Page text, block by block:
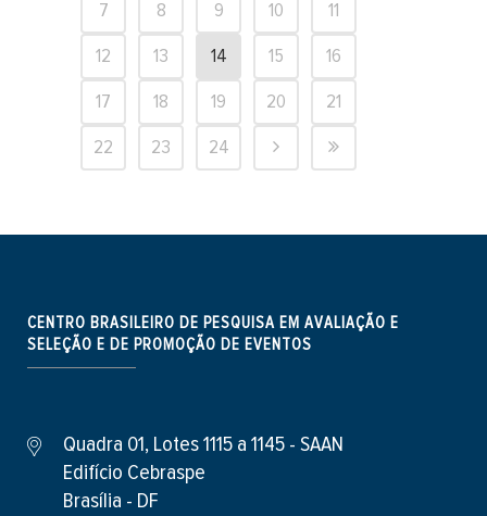
7 8 9 10 11
12 13 14 15 16
17 18 19 20 21
22 23 24
CENTRO BRASILEIRO DE PESQUISA EM AVALIAÇÃO E
SELEÇÃO E DE PROMOÇÃO DE EVENTOS
Quadra 01, Lotes 1115 a 1145 - SAAN
Edifício Cebraspe
Brasília - DF